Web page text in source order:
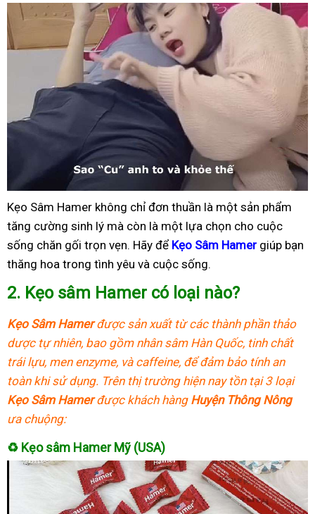
Kẹo Sâm Hamer không chỉ đơn thuần là một sản phẩm
tăng cường sinh lý mà còn là một lựa chọn cho cuộc
sống chăn gối trọn vẹn. Hãy để Kẹo Sâm Hamer giúp bạn
thăng hoa trong tình yêu và cuộc sống.
2. Kẹo sâm Hamer có loại nào?
Kẹo Sâm Hamerđược sản xuất từ các thành phần thảo
dược tự nhiên, bao gồm nhân sâm Hàn Quốc, tinh chất
trái lựu, men enzyme, và caffeine, để đảm bảo tính an
toàn khi sử dụng. Trên thị trường hiện nay tồn tại 3 loại
Kẹo Sâm Hamerđược khách hàng Huyện Thông Nông
ưa chuộng:
♻ Kẹo sâm Hamer Mỹ (USA)